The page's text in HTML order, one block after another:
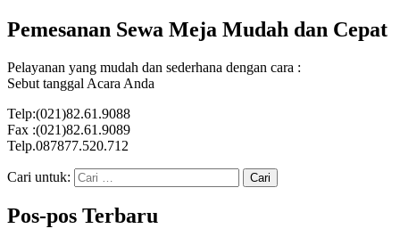
Pemesanan Sewa Meja Mudah dan Cepat
Pelayanan yang mudah dan sederhana dengan cara :
Sebut tanggal Acara Anda
Telp:(021)82.61.9088
Fax :(021)82.61.9089
Telp.087877.520.712
Cari untuk:
Pos-pos Terbaru